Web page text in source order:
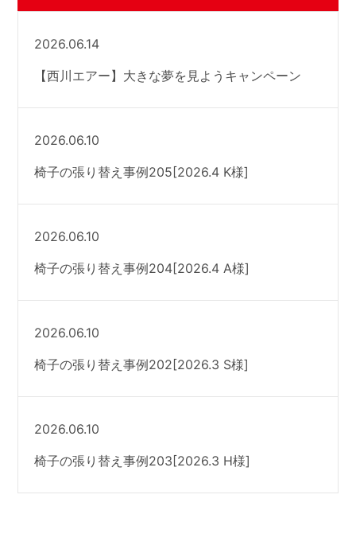
2026.06.14
【西川エアー】大きな夢を見ようキャンペーン
2026.06.10
椅子の張り替え事例205[2026.4 K様]
2026.06.10
椅子の張り替え事例204[2026.4 A様]
2026.06.10
椅子の張り替え事例202[2026.3 S様]
2026.06.10
椅子の張り替え事例203[2026.3 H様]